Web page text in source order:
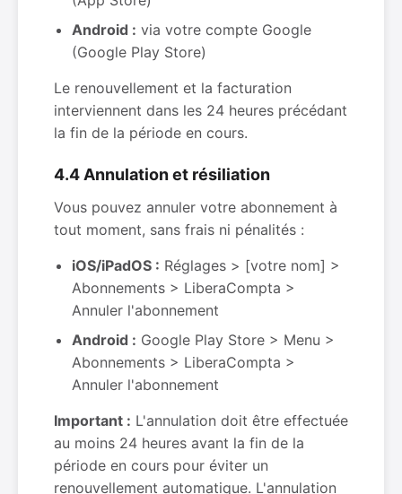
Android : via votre compte Google
(Google Play Store)
Le renouvellement et la facturation
interviennent dans les 24 heures précédant
la fin de la période en cours.
4.4 Annulation et résiliation
Vous pouvez annuler votre abonnement à
tout moment, sans frais ni pénalités :
iOS/iPadOS : Réglages > [votre nom] >
Abonnements > LiberaCompta >
Annuler l'abonnement
Android : Google Play Store > Menu >
Abonnements > LiberaCompta >
Annuler l'abonnement
Important : L'annulation doit être effectuée
au moins 24 heures avant la fin de la
période en cours pour éviter un
renouvellement automatique. L'annulation